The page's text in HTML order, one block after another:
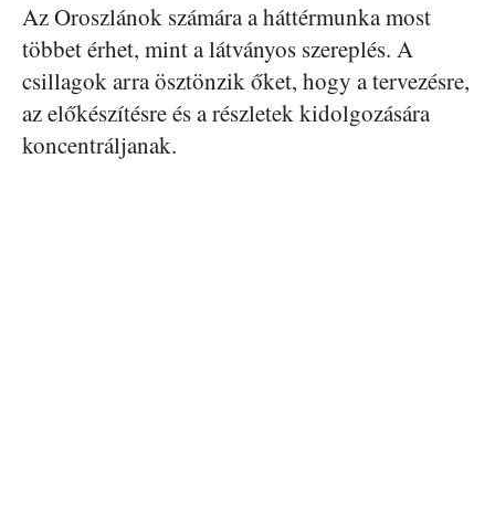
Az Oroszlánok számára a háttérmunka most
többet érhet, mint a látványos szereplés. A
csillagok arra ösztönzik őket, hogy a tervezésre,
az előkészítésre és a részletek kidolgozására
koncentráljanak.